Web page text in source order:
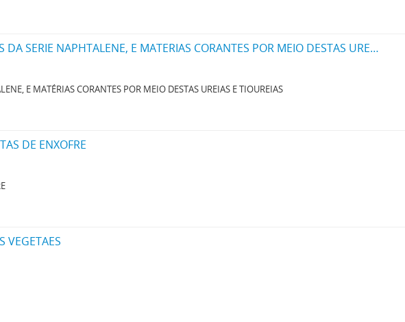
UM PROCESSO PARA PRODUZIR NOVAS UREIAS OU THIOUREIAS DA SERIE NAPHTALENE, E MATERIAS CORANTES POR MEIO DESTAS UREIAS E THIOUREIAS
E MATÉRIAS CORANTES POR MEIO DESTAS UREIAS E TIOUREIAS
DE ENXOFRE
VEGETAES